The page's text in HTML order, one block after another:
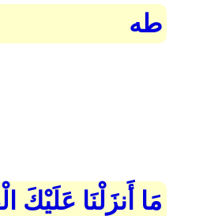
طه
مَا أَنزَلْنَا عَلَيْكَ